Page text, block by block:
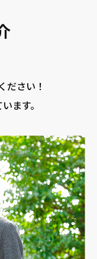
ださい！
ます。